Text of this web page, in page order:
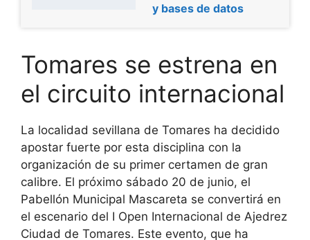
y bases de datos
Tomares se estrena en
el circuito internacional
La localidad sevillana de Tomares ha decidido
apostar fuerte por esta disciplina con la
organización de su primer certamen de gran
calibre. El próximo sábado 20 de junio, el
Pabellón Municipal Mascareta se convertirá en
el escenario del I Open Internacional de Ajedrez
Ciudad de Tomares. Este evento, que ha